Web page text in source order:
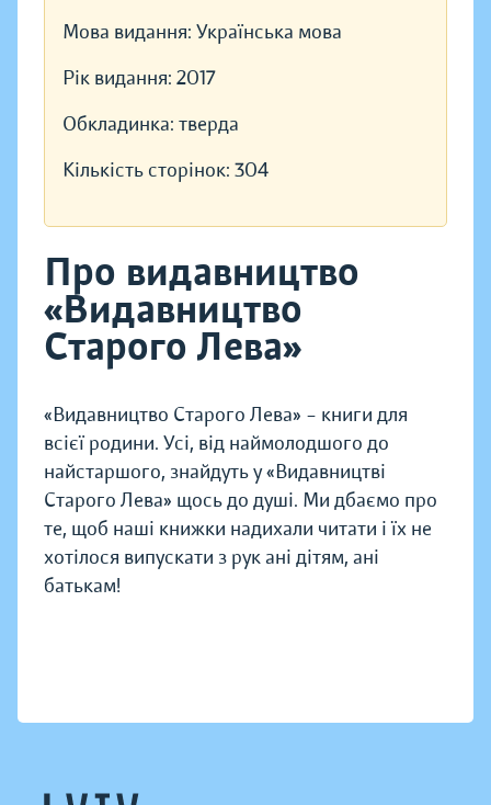
Мова видання: Українська мова
Рік видання: 2017
Обкладинка: тверда
Кількість сторінок: 304
Про видавництво
«Видавництво
Старого Лева»
«Видавництво Старого Лева» – книги для
всієї родини. Усі, від наймолодшого до
найстаршого, знайдуть у «Видавництві
Старого Лева» щось до душі. Ми дбаємо про
те, щоб наші книжки надихали читати і їх не
хотілося випускати з рук ані дітям, ані
батькам!